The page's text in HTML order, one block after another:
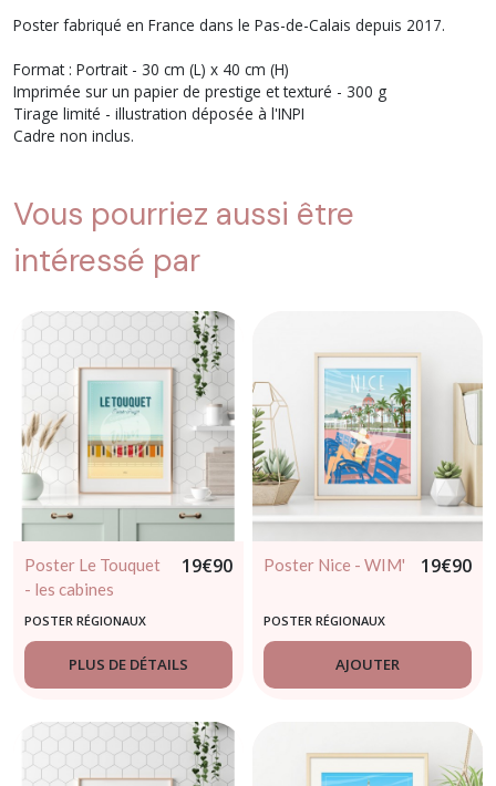
Poster fabriqué en France dans le Pas-de-Calais depuis 2017.
Format : Portrait - 30 cm (L) x 40 cm (H)
Imprimée sur un papier de prestige et texturé - 300 g
Tirage limité - illustration déposée à l'INPI
Cadre non inclus.
Vous pourriez aussi être
intéressé par
Poster Le Touquet
- les cabines
touquettoises -
WIM'
19€90
POSTER RÉGIONAUX
PLUS DE DÉTAILS
Poster Nice - WIM' 19€90
POSTER RÉGIONAUX
AJOUTER